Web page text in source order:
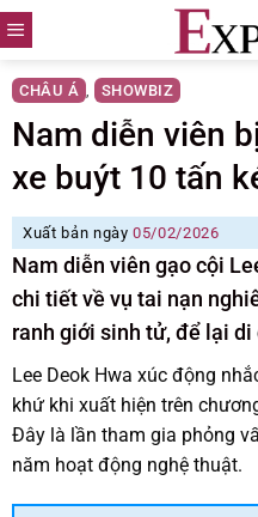
Skip
to
content
CHÂU Á , SHOWBIZ
Nam diễn viên
xe buýt 10 tấn
Xuất bản ngày05/02/2026
Nam diễn viên gạo cội
chi tiết về vụ tai nạn
ranh giới sinh tử, để lại
Lee Deok Hwa xúc động
khứ khi xuất hiện trên
Đây là lần tham gia phỏng
năm hoạt động nghệ thuật.